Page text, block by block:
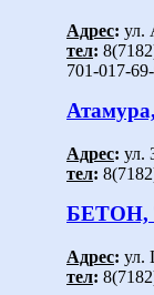
Адрес: ул.
тел:
701-017-
Адрес: ул.
тел:
БЕТОН,
Адрес: ул.
тел: